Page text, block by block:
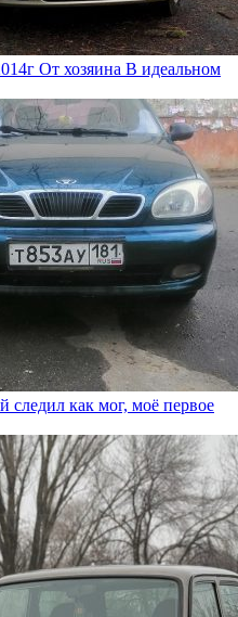
От хозяина В идеальном
следил как мог, моё первое